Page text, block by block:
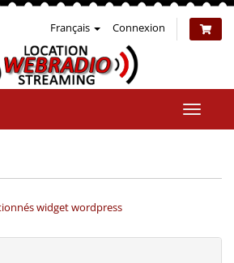
Français Connexion
la
widget wordpress